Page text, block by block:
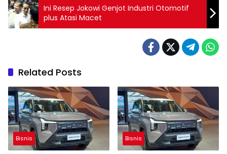
Ini Resep Jokowi Genjot Industri Otomotif
plus Atasi Macet
Related Posts
Bisnis Bisnis